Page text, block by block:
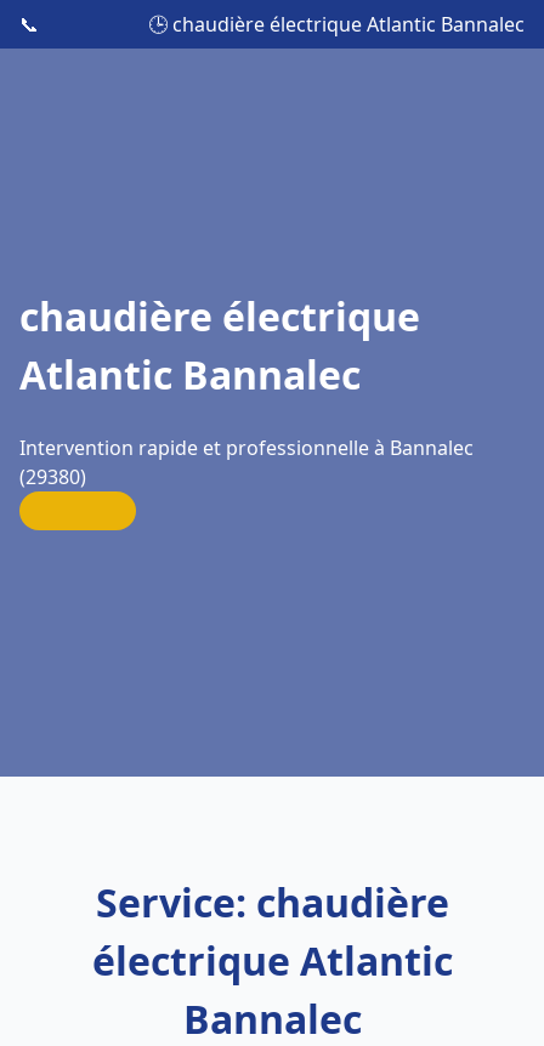
📞 🕒 chaudière électrique Atlantic Bannalec
chaudière électrique
Atlantic Bannalec
Intervention rapide et professionnelle à Bannalec
(29380)
Service: chaudière
électrique Atlantic
Bannalec